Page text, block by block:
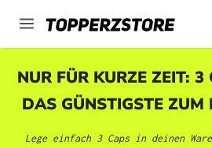
springen
NUR FÜR KURZE ZEIT: 3
DAS GÜNSTIGSTE ZUM
Lege einfach 3 Caps in deinen